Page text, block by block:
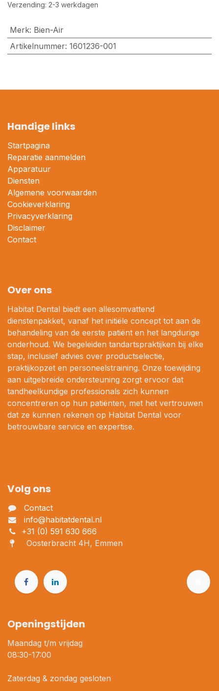
Verzending: 2-3 werkdagen
Merk: Bien-Air
Artikelnummer: 1601236-001
Handige links
Startpagina
Reparatie aanmelden
Apparatuur
Diensten
Algemene voorwaarden
Cookieverklaring
Privacyverklaring
Disclaimer
Contact
Over ons
Habitat Dental biedt een allesomvattend
dienstenpakket, vanaf het initiële concept tot aan de
behandeling van de eerste patiënt en het langdurige
onderhoud. We begeleiden tandartspraktijken bij elke
stap, inclusief advies over productselectie,
praktijkopzet en personeelstraining. Onze toewijding
aan uitgebreide ondersteuning zorgt ervoor dat
tandheelkundige professionals zich kunnen
concentreren op hun patiënten, met het vertrouwen
dat ze kunnen rekenen op Habitat Dental voor
betrouwbare service en expertise.
Volg ons
Contact
info@habitatdental.nl
+31 (0) 591 630 666
Oosterbracht 4H, Emmen
Openingstijden
Maandag t/m vrijdag
08:30-17:00
Zaterdag & zondag gesloten